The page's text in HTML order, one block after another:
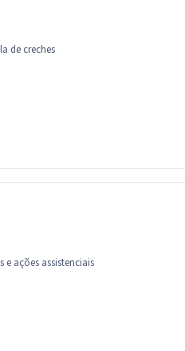
de creches
ações assistenciais